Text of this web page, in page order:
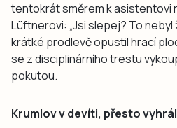
tentokrát směrem k asistentovi
Lüftnerovi: „Jsi slepej? To nebyl
krátké prodlevě opustil hrací
se z disciplinárního trestu
pokutou.
Krumlov v devíti, přesto vyhrál